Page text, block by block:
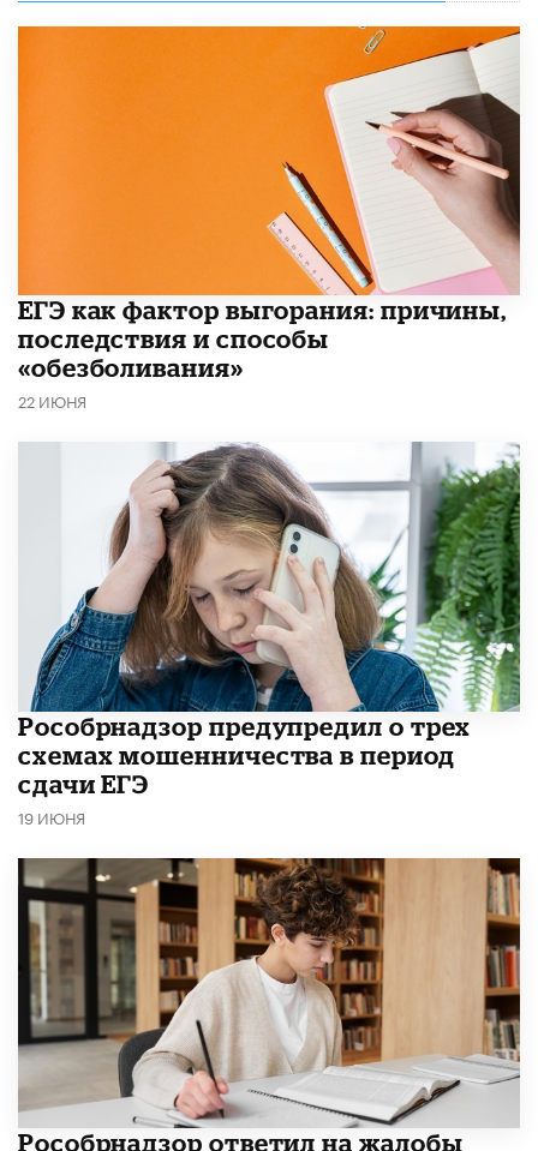
​ЕГЭ как фактор выгорания: причины,
последствия и способы
«обезболивания»
22 ИЮНЯ
Рособрнадзор предупредил о трех
схемах мошенничества в период
сдачи ЕГЭ
19 ИЮНЯ
Рособрнадзор ответил на жалобы